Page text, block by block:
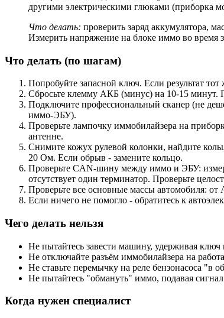
другими электрическими глюками (приборка
Что делать: проверить заряд аккумулятора,
Измерить напряжение на блоке иммо во время
Что делать (по шагам)
Попробуйте запасной ключ. Если результат
Сбросьте клемму АКБ (минус) на 10-15 минут.
Подключите профессиональный сканер (не
иммо-ЭБУ).
Проверьте лампочку иммобилайзера на
антенне.
Снимите кожух рулевой колонки, найдите
20 Ом. Если обрыв - замените кольцо.
Проверьте CAN-шину между иммо и ЭБУ:
отсутствует один терминатор. Проверьте
Проверьте все основные массы автомобиля: от
Если ничего не помогло - обратитесь к
Чего делать нельзя
Не пытайтесь завести машину, удерживая
Не отключайте разъём иммобилайзера на
Не ставьте перемычку на реле бензонасоса "в
Не пытайтесь "обмануть" иммо, подавая
Когда нужен специалист